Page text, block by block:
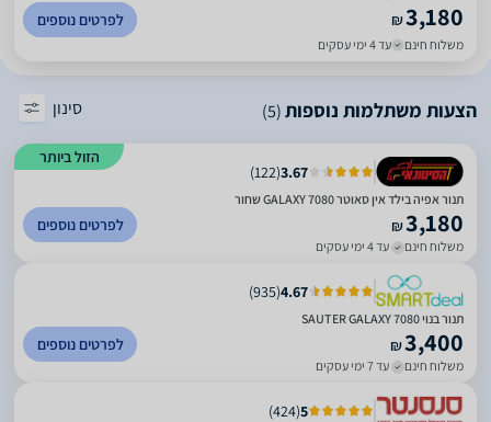
₪3,180
משלוח חינם עד 4 ימי עסקים
לפרטים נוספים
הצעות משתלמות נוספות(5) סינון
הזול ביותר
3.67
(
122
)
תנור אפיה בילד אין סאוטר GALAXY 7080 שחור
₪3,180
משלוח חינם עד 4 ימי עסקים
לפרטים נוספים
4.67
(
935
)
תנור בנוי SAUTER GALAXY 7080
₪3,400
משלוח חינם עד 7 ימי עסקים
לפרטים נוספים
5
(
424
)